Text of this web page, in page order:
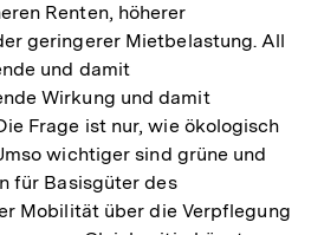
Renten, höherer
geringerer Mietbelastung. All
und damit
Wirkung und damit
Frage ist nur, wie ökologisch
wichtiger sind grüne und
für Basisgüter des
Mobilität über die Verpflegung